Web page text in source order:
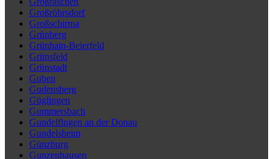
Großröhrsdorf
Großschirma
Grünberg
Grünhain-Beierfeld
Grünsfeld
Grünstadt
Guben
Gudensberg
Güglingen
Gummersbach
Gundelfingen an der Donau
Gundelsheim
Günzburg
Gunzenhausen